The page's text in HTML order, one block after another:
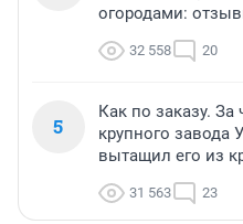
огородами:
32 558 20
5
Как по заказу. За
крупного завода
вытащил его из
31 563 23